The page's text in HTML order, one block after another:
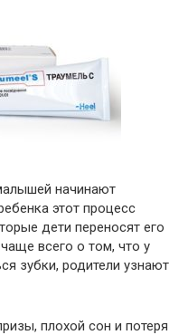
начинают
этот процесс
дети переносят его
всего о том, что у
зубки, родители узнают
плохой сон и потеря